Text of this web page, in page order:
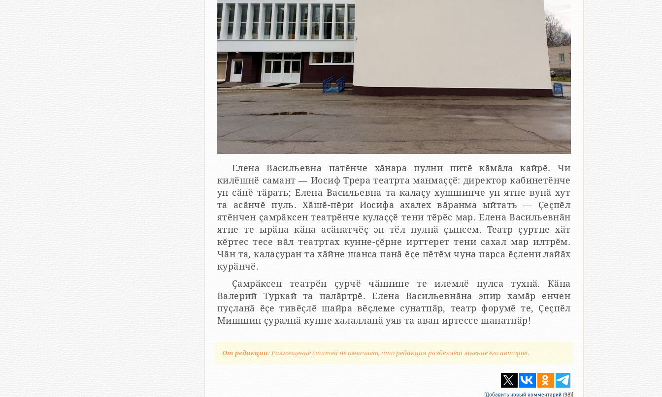
Елена Васильевна патӗнче хӑнара пулни питӗ кӑмӑла кайрӗ. Чи
килӗшнӗ самант — Иосиф Трера театрта манмаҫҫӗ: директор кабинетӗнче
ун сӑнӗ тӑрать; Елена Васильевна та калаҫу хушшинче ун ятне вунӑ хут
та асӑнчӗ пуль. Хӑшӗ-пӗри Иосифа ахалех вӑранма ыйтать — Ҫеҫпӗл
ятӗнчен ҫамрӑксен театрӗнче кулаҫҫӗ тени тӗрӗс мар. Елена Васильевнӑн
ятне те ырӑпа кӑна асӑнатчӗҫ эп тӗл пулнӑ ҫынсем. Театр ҫуртне хӑт
кӗртес тесе вӑл театртах кунне-ҫӗрне ирттерет тени сахал мар илтрӗм.
Чӑн та, калаҫуран та хӑйне шанса панӑ ӗҫе пӗтӗм чуна парса ӗҫлени лайӑх
курӑнчӗ.
Ҫамрӑксен театрӗн ҫурчӗ чӑннипе те илемлӗ пулса тухнӑ. Кӑна
Валерий Туркай та палӑртрӗ. Елена Васильевнӑна эпир хамӑр енчен
пуҫланӑ ӗҫе тивӗҫлӗ шайра вӗҫлеме сунатпӑр, театр форумӗ те, Ҫеҫпӗл
Мишшин ҫуралнӑ кунне халалланӑ уяв та аван иртессе шанатпӑр!
От редакции: Размещение статей не означает, что редакция разделяет мнение его авторов.
[Добавить новый комментарий (98)]